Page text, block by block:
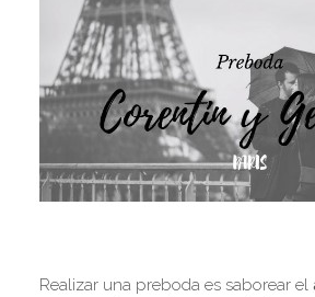
Realizar una preboda es saborear el